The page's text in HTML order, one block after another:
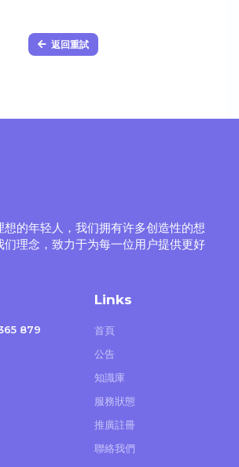
返回重試
的年轻人，我们拥有许多创造性的想
们理念，致力于为每一位用户提供更好
879
Links
首頁
公告
知識庫
服務狀態
推廣註冊
聯絡我們